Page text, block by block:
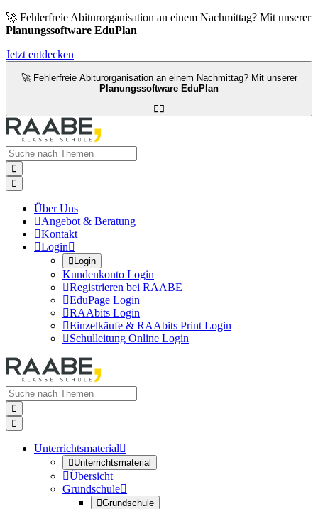
🚀 Fehlerfreie Abiturorganisation an einem Nachmittag? Mit unserer
Planungssoftware EduPlan
Jetzt entdecken
🚀 Fehlerfreie Abiturorganisation an einem Nachmittag? Mit unserer
Planungssoftware EduPlan



Über Uns
Angebot & Beratung
Kontakt
Login
Login
Kundenkonto Login
Registrieren bei RAABE
EduPage Login
RAAbits Login
Einzelkäufe & RAAbits Print Login
Schulleitung Online Login


Unterrichtsmaterial
Unterrichtsmaterial
Übersicht
Grundschule
Grundschule